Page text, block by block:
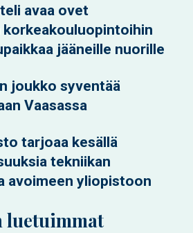
avaa ovet
jääneille nuorille
joukko syventää
Vaasassa
tarjoaa kesällä
tekniikan
avoimeen yliopistoon
luetuimmat